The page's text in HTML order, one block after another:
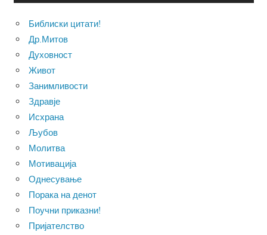
Библиски цитати!
Др.Митов
Духовност
Живот
Занимливости
Здравје
Исхрана
Љубов
Молитва
Мотивација
Однесување
Порака на денот
Поучни приказни!
Пријателство